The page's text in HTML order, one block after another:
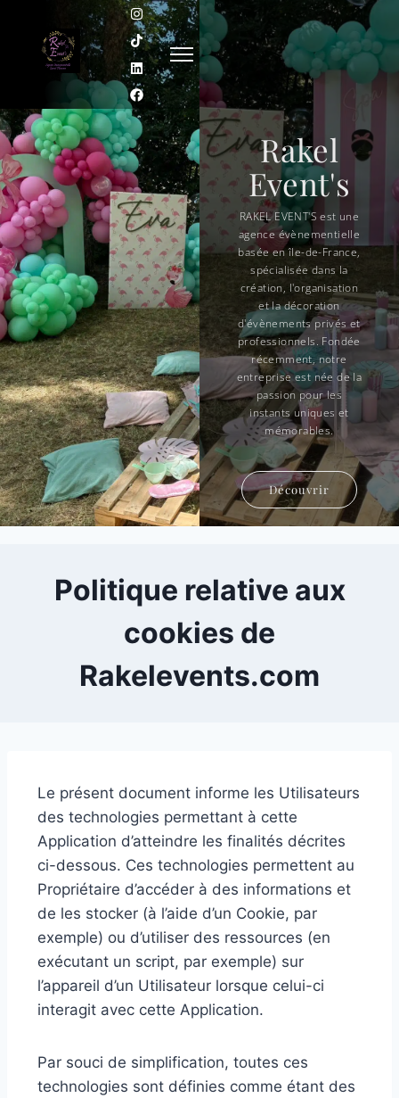
Rakel
Event's
RAKEL EVENT'S est une
agence évènementielle
basée en île-de-France,
spécialisée dans la
création, l'organisation
et la décoration
d'évènements privés et
professionnels. Fondée
récemment, notre
entreprise est née de la
passion pour les
instants uniques et
mémorables.
Découvrir
Nos
services
Chez RAKEL EVENTS,
nous proposons un
accompagnement
personnalisé pour
donner vie à toutes vos
envies
Découvrir
Politique relative aux
cookies de
Rakelevents.com
Le présent document informe les Utilisateurs
des technologies permettant à cette
Application d’atteindre les finalités décrites
ci-dessous. Ces technologies permettent au
Propriétaire d’accéder à des informations et
de les stocker (à l’aide d’un Cookie, par
exemple) ou d’utiliser des ressources (en
exécutant un script, par exemple) sur
l’appareil d’un Utilisateur lorsque celui-ci
interagit avec cette Application.
Par souci de simplification, toutes ces
technologies sont définies comme étant des